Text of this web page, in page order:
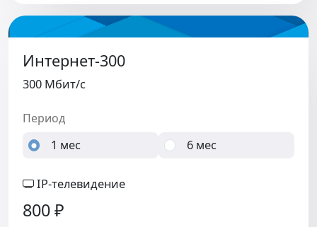
Интернет-300
300 Мбит/c
Период
1 мес 6 мес
IP-телевидение
800₽